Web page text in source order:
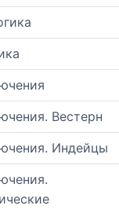
Вестерн
Индейцы